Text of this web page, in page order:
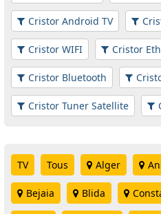
Cristor Android TV
Cristor WIFI Cristor
Cristor Bluetooth
Cristor Tuner Satellite
TV Tous Alger
Bejaia Blida